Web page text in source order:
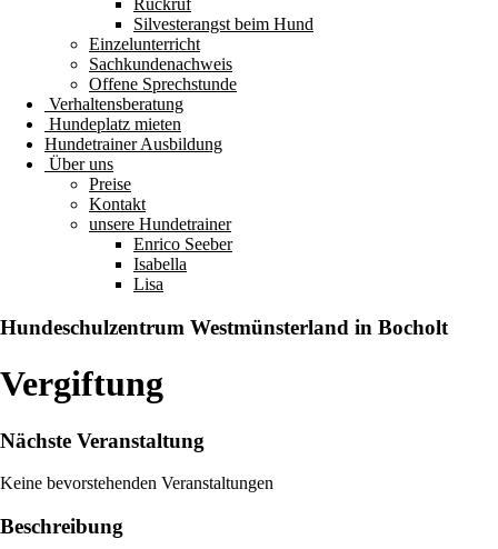
Rückruf
Silvesterangst beim Hund
Einzelunterricht
Sachkundenachweis
Offene Sprechstunde
Verhaltensberatung
Hundeplatz mieten
Hundetrainer Ausbildung
Über uns
Preise
Kontakt
unsere Hundetrainer
Enrico Seeber
Isabella
Lisa
Hundeschulzentrum Westmünsterland in Bocholt
Vergiftung
Nächste Veranstaltung
Keine bevorstehenden Veranstaltungen
Beschreibung